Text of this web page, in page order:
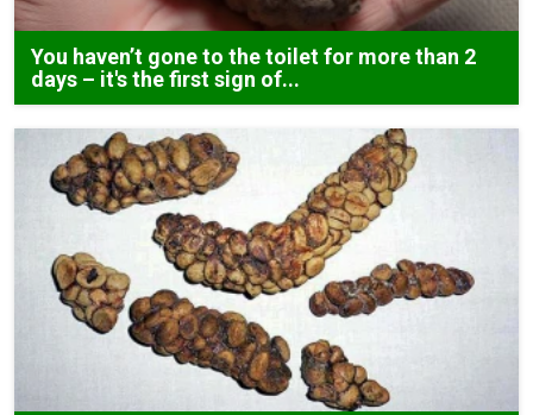
You haven’t gone to the toilet for more than 2
days – it's the first sign of...